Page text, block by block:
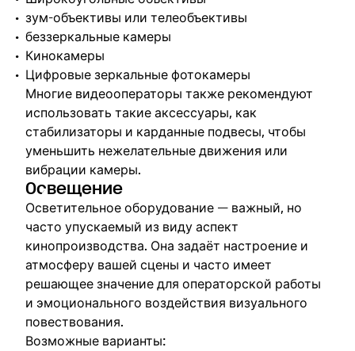
зум-объективы или телеобъективы
беззеркальные камеры
Кинокамеры
Цифровые зеркальные фотокамеры
Многие видеооператоры также рекомендуют
использовать такие аксессуары, как
стабилизаторы и карданные подвесы, чтобы
уменьшить нежелательные движения или
вибрации камеры.
Освещение
Осветительное оборудование — важный, но
часто упускаемый из виду аспект
кинопроизводства. Она задаёт настроение и
атмосферу вашей сцены и часто имеет
решающее значение для операторской работы
и эмоционального воздействия визуального
повествования.
Возможные варианты: